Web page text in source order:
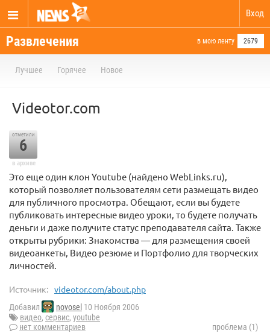
Вход
Развлечения в мою ленту 2679
Лучшее Горячее Новое
Videotor.com
отметили
6
в архиве
Это еще один клон Youtube (найдено WebLinks.ru),
который позволяет пользователям сети размещать видео
для публичного просмотра. Обещают, если вы будете
публиковать интересные видео уроки, то будете получать
деньги и даже получите статус преподавателя сайта. Также
открыты рубрики: Знакомства — для размещения своей
видеоанкеты, Видео резюме и Портфолио для творческих
личностей.
Источник: videotor.com/about.php
Добавил novosel 10 Ноября 2006
видео, сервис, youtube
нет комментариев
проблема (1)